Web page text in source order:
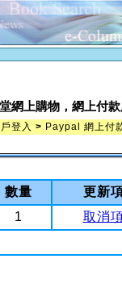
網上購物，網上付
登入 > Paypal 網上付
數量
更新
1 取消